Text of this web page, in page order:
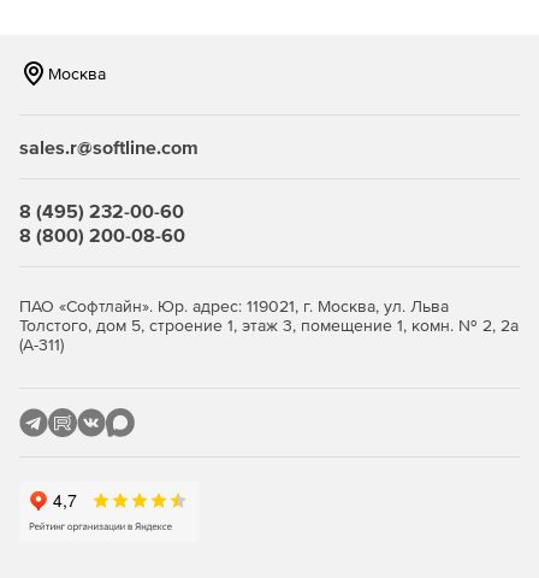
Professional Edition
для серверной операционной системы и не может
Workstation Edition
полнофункциональное решение для рабочих станций,
инструменты: централизованного управления сетью,
единого контроля множества копий ПО O&O Defrag,
ведения детальных журналов. Серверные
операционные системы не поддерживаются.
Основные особенности O&O Defrag:
Москва
sales.r@softline.com
8 (495) 232-00-60
8 (800) 200-08-60
ПАО «Софтлайн». Юр. адрес: 119021, г. Москва, ул. Льва
Толстого, дом 5, строение 1, этаж 3, помещение 1, комн. № 2, 2а
(А-311)